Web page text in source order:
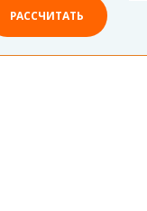
РАССЧИТАТЬ